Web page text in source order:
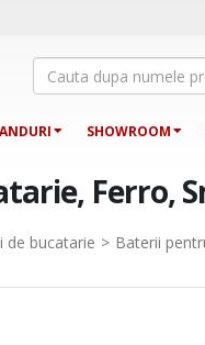
SHOWROOM
Ferro,
de bucatarie Baterii